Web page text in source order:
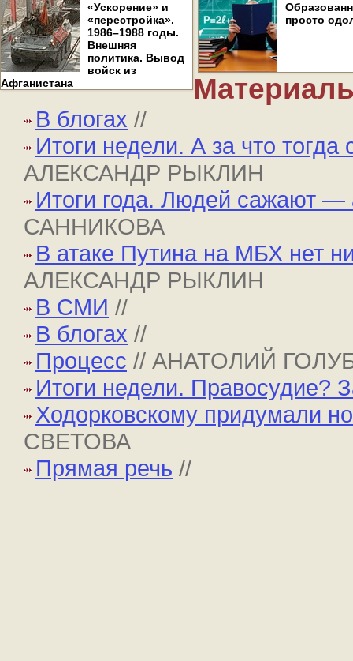
«Ускорение» и
«перестройка».
1986–1988 годы.
Внешняя
политика. Вывод
войск из
Афганистана
просто
В блогах //
Итоги недели. А за что
АЛЕКСАНДР РЫКЛИН
Итоги года. Людей сажают
САННИКОВА
В атаке Путина на МБХ нет
АЛЕКСАНДР РЫКЛИН
В СМИ //
В блогах //
Процесс // АНАТОЛИЙ
Итоги недели. Правосудие?
Ходорковскому придумали
СВЕТОВА
Прямая речь //